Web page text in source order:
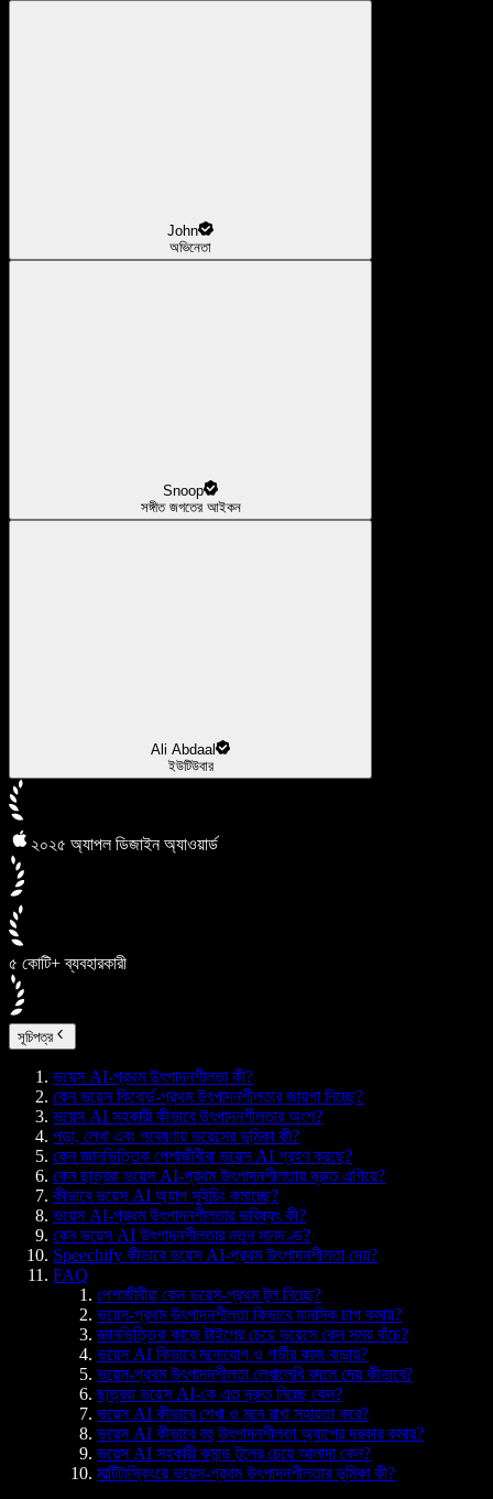
John
অভিনেতা
Snoop
সঙ্গীত জগতের আইকন
Ali Abdaal
ইউটিউবার
২০২৫ অ্যাপল ডিজাইন অ্যাওয়ার্ড
৫ কোটি+ ব্যবহারকারী
সূচিপত্র
ভয়েস AI-প্রথম উৎপাদনশীলতা কী?
কেন ভয়েস কিবোর্ড-প্রথম উৎপাদনশীলতার জায়গা নিচ্ছে?
ভয়েস AI সহকারী কীভাবে উৎপাদনশীলতার অংশ?
পড়া, লেখা এবং গবেষণায় ভয়েসের ভূমিকা কী?
কেন জ্ঞানভিত্তিক পেশাজীবীরা ভয়েস AI গ্রহণ করছে?
কেন ছাত্ররা ভয়েস AI-প্রথম উৎপাদনশীলতায় দ্রুত এগিয়ে?
কীভাবে ভয়েস AI অ্যাপ সুইচিং কমাচ্ছে?
ভয়েস AI-প্রথম উৎপাদনশীলতার ভবিষ্যৎ কী?
কেন ভয়েস AI উৎপাদনশীলতার নতুন মানদণ্ড?
Speechify কীভাবে ভয়েস AI-প্রথম উৎপাদনশীলতা দেয়?
FAQ
পেশাজীবীরা কেন ভয়েস-প্রথম টুল নিচ্ছে?
ভয়েস-প্রথম উৎপাদনশীলতা কিভাবে মানসিক চাপ কমায়?
জ্ঞানভিত্তিক কাজে টাইপের চেয়ে ভয়েসে কেন সময় বাঁচে?
ভয়েস AI কিভাবে মনোযোগ ও গভীর কাজ বাড়ায়?
ভয়েস-প্রথম উৎপাদনশীলতা লেখালেখি বদলে দেয় কীভাবে?
ছাত্ররা ভয়েস AI-কে এত দ্রুত নিচ্ছে কেন?
ভয়েস AI কীভাবে শেখা ও মনে রাখা সহায়তা করে?
ভয়েস AI কীভাবে বহু উৎপাদনশীলতা অ্যাপের দরকার কমায়?
ভয়েস AI সহকারী কমান্ড টুলের চেয়ে আলাদা কেন?
মাল্টিটাস্কিংয়ে ভয়েস-প্রথম উৎপাদনশীলতার ভূমিকা কী?